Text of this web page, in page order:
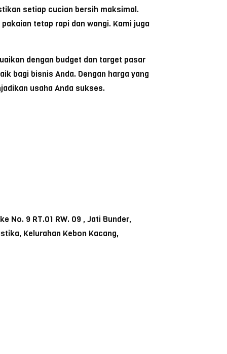
setiap cucian bersih maksimal.
tetap rapi dan wangi. Kami juga
dengan budget dan target pasar
bagi bisnis Anda. Dengan harga yang
usaha Anda sukses.
No. 9 RT.01 RW. 09 , Jati Bunder,
Kelurahan Kebon Kacang,